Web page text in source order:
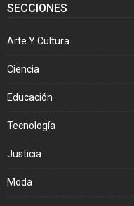
SECCIONES
Arte Y Cultura
Ciencia
Educación
Tecnología
Justicia
Moda